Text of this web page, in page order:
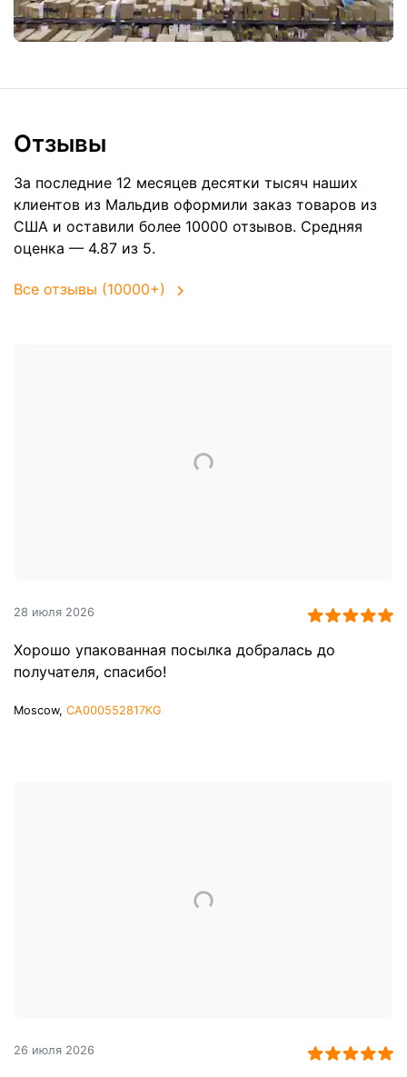
Отзывы
За последние 12 месяцев десятки тысяч наших
клиентов из Мальдив оформили заказ товаров из
США и оставили более 10000 отзывов. Средняя
оценка — 4.87 из 5.
Все отзывы (10000+)
28 июля 2026
Хорошо упакованная посылка добралась до
получателя, спасибо!
Moscow, CA000552817KG
26 июля 2026